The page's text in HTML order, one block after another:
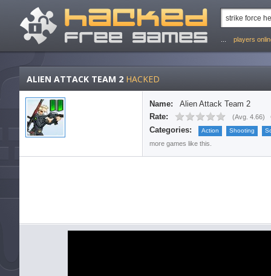
players
ALIEN ATTACK TEAM 2 HACKED
Name:
Alien Attack Team 2
Rate:
(Avg. 4.66)
Categories: Action Shooting
more games like this.